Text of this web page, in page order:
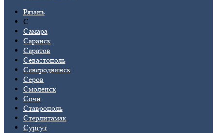
Рязань
С
Самара
Саранск
Саратов
Севастополь
Северодвинск
Серов
Смоленск
Сочи
Ставрополь
Стерлитамак
Сургут